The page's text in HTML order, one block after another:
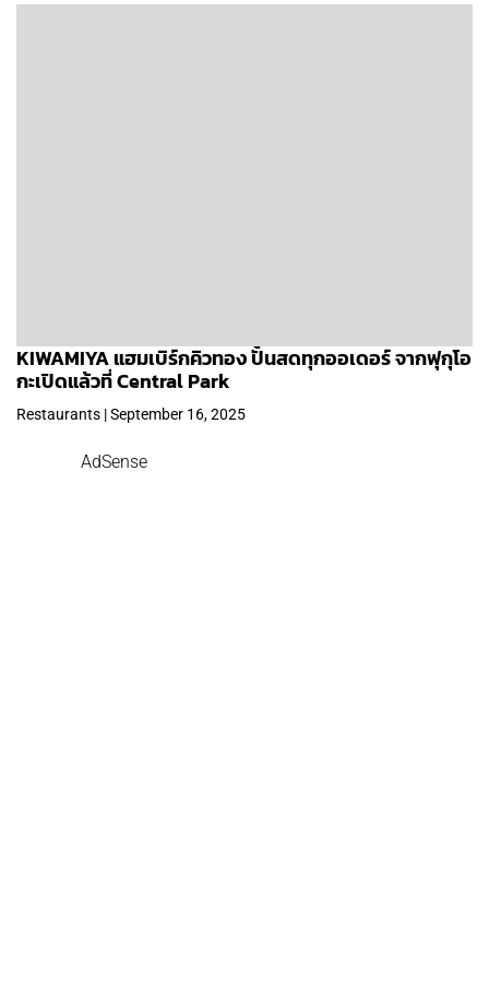
KIWAMIYA แฮมเบิร์กคิวทอง ปั้นสดทุกออเดอร์ จากฟุกุโอ
กะเปิดแล้วที่ Central Park
Restaurants | September 16, 2025
AdSense